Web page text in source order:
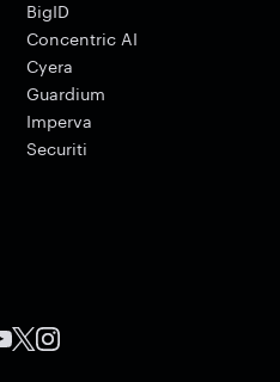
BigID
Concentric AI
Cyera
Guardium
Imperva
Securiti